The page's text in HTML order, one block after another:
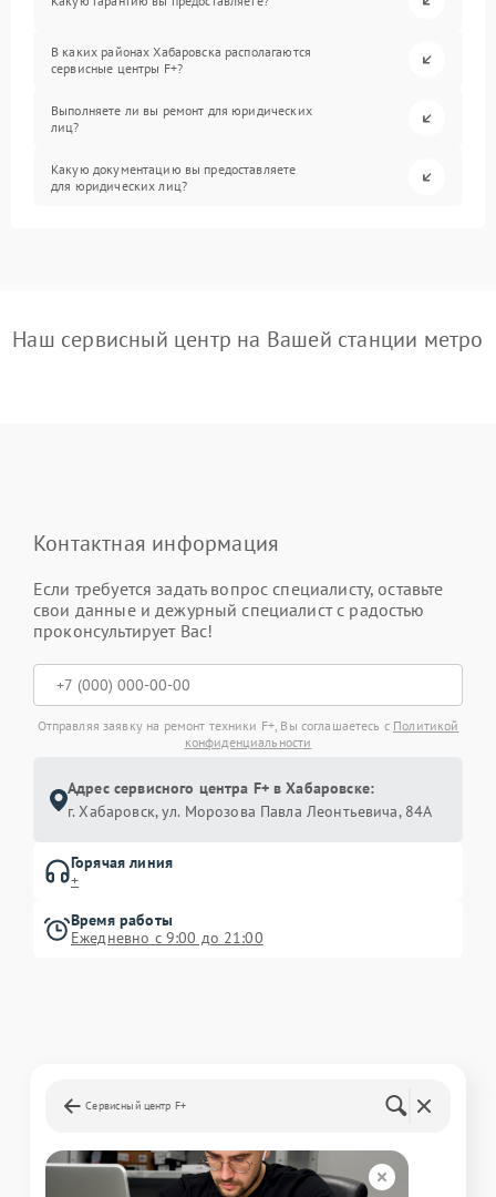
В каких районах Хабаровска располагаются
сервисные центры F+?
Выполняете ли вы ремонт для юридических
лиц?
Какую документацию вы предоставляете
для юридических лиц?
Наш сервисный центр на Вашей станции метро
Контактная информация
Если требуется задать вопрос специалисту, оставьте
свои данные и дежурный специалист с радостью
проконсультирует Вас!
Отправляя заявку на ремонт техники F+, Вы соглашаетесь с Политикой
конфиденциальности
Адрес сервисного центра F+ в Хабаровске:
г. Хабаровск, ул. Морозова Павла Леонтьевича, 84А
Горячая линия
+
Время работы
Ежедневно с 9:00 до 21:00
Сервисный центр F+